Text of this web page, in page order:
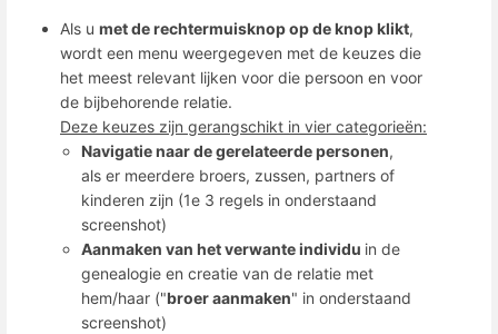
Als u met de rechtermuisknop op de knop klikt,
wordt een menu weergegeven met de keuzes die
het meest relevant lijken voor die persoon en voor
de bijbehorende relatie.
Deze keuzes zijn gerangschikt in vier categorieën:
Navigatie naar de gerelateerde personen,
als er meerdere broers, zussen, partners of
kinderen zijn (1e 3 regels in onderstaand
screenshot)
Aanmaken van het verwante individu in de
genealogie en creatie van de relatie met
hem/haar ("broer aanmaken" in onderstaand
screenshot)